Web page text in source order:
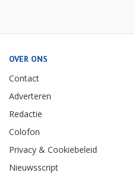
OVER ONS
Contact
Adverteren
Redactie
Colofon
Privacy & Cookiebeleid
Nieuwsscript